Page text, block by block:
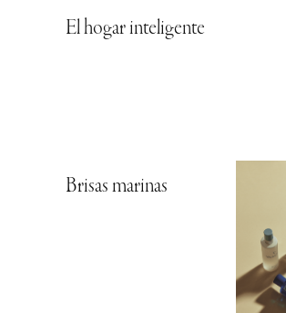
El hogar inteligente
Brisas marinas